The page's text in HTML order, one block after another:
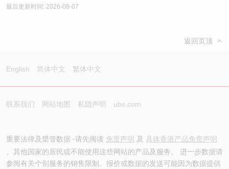
最后更新时间: 2026-08-07
返回页顶
English 简体中文 繁体中文
联系我们 网站地图 私隐声明 ubs.com
重要法律及槼管数据 -请先阅读 免责声明 及 具体香港产品免责声明
。其他国家的居民或不能使用这些网站的产品及服务。 进一步数据请
参阅有关个别服务的销售限制。报价或数据的发送可能因为数据提供